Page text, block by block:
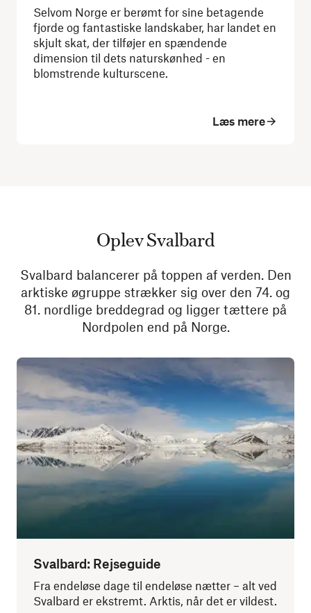
Selvom Norge er berømt for sine betagende
fjorde og fantastiske landskaber, har landet en
skjult skat, der tilføjer en spændende
dimension til dets naturskønhed - en
blomstrende kulturscene.
Læs mere
Oplev Svalbard
Svalbard balancerer på toppen af verden. Den
arktiske øgruppe strækker sig over den 74. og
81. nordlige breddegrad og ligger tættere på
Nordpolen end på Norge.
Svalbard: Rejseguide
Fra endeløse dage til endeløse nætter – alt ved
Svalbard er ekstremt. Arktis, når det er vildest.